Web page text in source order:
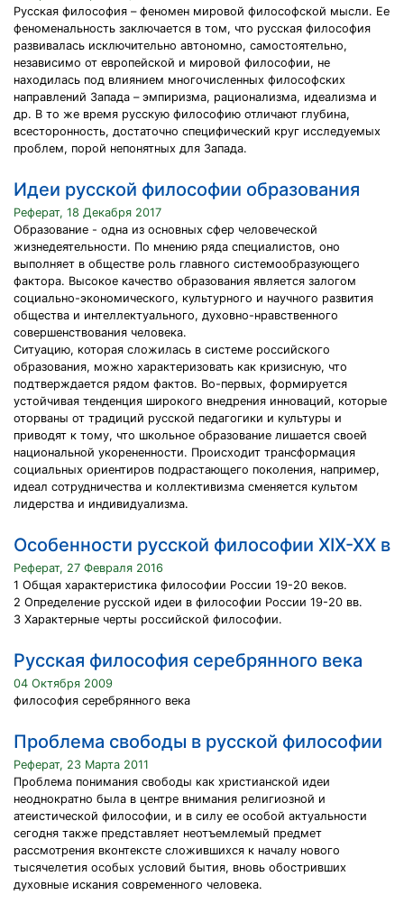
Русская философия – феномен мировой философской мысли. Ее
феноменальность заключается в том, что русская философия
развивалась исключительно автономно, самостоятельно,
независимо от европейской и мировой философии, не
находилась под влиянием многочисленных философских
направлений Запада – эмпиризма, рационализма, идеализма и
др. В то же время русскую философию отличают глубина,
всесторонность, достаточно специфический круг исследуемых
проблем, порой непонятных для Запада.
Идеи русской философии образования
Реферат, 18 Декабря 2017
Образование - одна из основных сфер человеческой
жизнедеятельности. По мнению ряда специалистов, оно
выполняет в обществе роль главного системообразующего
фактора. Высокое качество образования является залогом
социально-экономического, культурного и научного развития
общества и интеллектуального, духовно-нравственного
совершенствования человека.
Ситуацию, которая сложилась в системе российского
образования, можно характеризовать как кризисную, что
подтверждается рядом фактов. Во-первых, формируется
устойчивая тенденция широкого внедрения инноваций, которые
оторваны от традиций русской педагогики и культуры и
приводят к тому, что школьное образование лишается своей
национальной укорененности. Происходит трансформация
социальных ориентиров подрастающего поколения, например,
идеал сотрудничества и коллективизма сменяется культом
лидерства и индивидуализма.
Особенности русской философии XIX-XX в
Реферат, 27 Февраля 2016
1 Общая характеристика философии России 19-20 веков.
2 Определение русской идеи в философии России 19-20 вв.
3 Характерные черты российской философии.
Русская философия серебрянного века
04 Октября 2009
философия серебрянного века
Проблема свободы в русской философии
Реферат, 23 Марта 2011
Проблема понимания свободы как христианской идеи
неоднократно была в центре внимания религиозной и
атеистической философии, и в силу ее особой актуальности
сегодня также представляет неотъемлемый предмет
рассмотрения вконтексте сложившихся к началу нового
тысячелетия особых условий бытия, вновь обостривших
духовные искания современного человека.